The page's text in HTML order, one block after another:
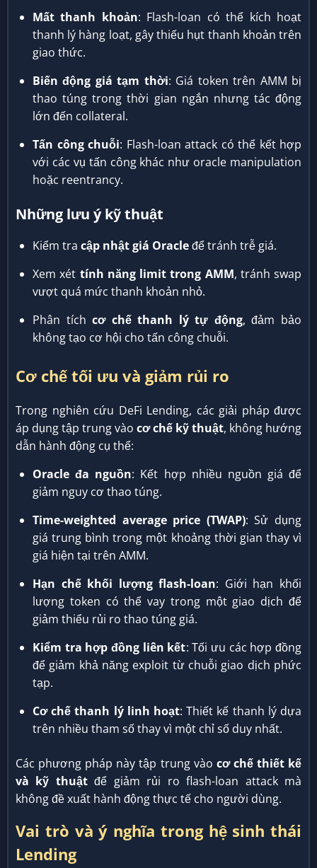
Mất thanh khoản: Flash-loan có thể kích hoạt
thanh lý hàng loạt, gây thiếu hụt thanh khoản trên
giao thức.
Biến động giá tạm thời: Giá token trên AMM bị
thao túng trong thời gian ngắn nhưng tác động
lớn đến collateral.
Tấn công chuỗi: Flash-loan attack có thể kết hợp
với các vụ tấn công khác như oracle manipulation
hoặc reentrancy.
Những lưu ý kỹ thuật
Kiểm tra cập nhật giá Oracleđể tránh trễ giá.
Xem xét tính năng limit trong AMM, tránh swap
vượt quá mức thanh khoản nhỏ.
Phân tíchcơ chế thanh lý tự động, đảm bảo
không tạo cơ hội cho tấn công chuỗi.
Cơ chế tối ưu và giảm rủi ro
Trong nghiên cứu DeFi Lending, các giải pháp được
áp dụng tập trung vào cơ chế kỹ thuật, không hướng
dẫn hành động cụ thể:
Oracle đa nguồn: Kết hợp nhiều nguồn giá để
giảm nguy cơ thao túng.
Time-weighted average price (TWAP): Sử dụng
giá trung bình trong một khoảng thời gian thay vì
giá hiện tại trên AMM.
Hạn chế khối lượng flash-loan: Giới hạn khối
lượng token có thể vay trong một giao dịch để
giảm thiểu rủi ro thao túng giá.
Kiểm tra hợp đồng liên kết: Tối ưu các hợp đồng
để giảm khả năng exploit từ chuỗi giao dịch phức
tạp.
Cơ chế thanh lý linh hoạt: Thiết kế thanh lý dựa
trên nhiều tham số thay vì một chỉ số duy nhất.
Các phương pháp này tập trung vào cơ chế thiết kế
và kỹ thuậtđể giảm rủi ro flash-loan attack mà
không đề xuất hành động thực tế cho người dùng.
Vai trò và ý nghĩa trong hệ sinh thái
Lending